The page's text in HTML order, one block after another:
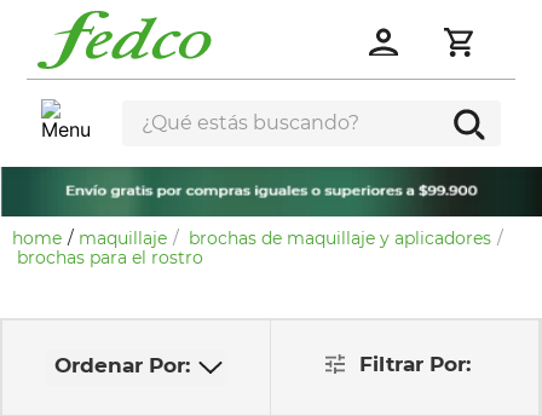
¿Qué estás buscando?
maquillaje
brochas de maquillaje y aplicadores
brochas para el rostro